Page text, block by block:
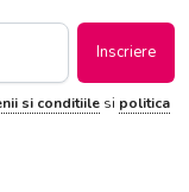
Inscriere
si conditiilesi politica